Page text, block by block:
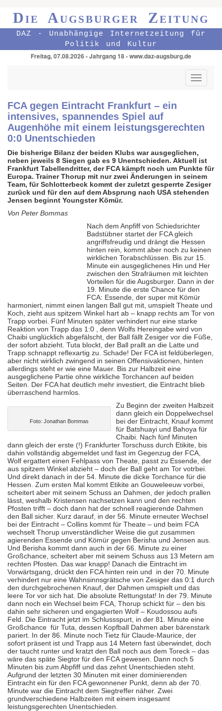
Die Augsburger Zeitung
DAZ - Unabhängige Internetzeitung für
Politik und Kultur
Freitag, 07.08.2026 - Jahrgang 18 - www.daz-augsburg.de
Toggle
FCA gegen Eintracht Frankfurt – ein
intensives, spannendes Spiel auf
Augenhöhe mit einem leistungsgerechten
0:0 Unentschieden
Die bisherige Bilanz der beiden Klubs war ausgeglichen,
neben jeweils 8 Siegen gab es 9 Unentschieden. Aktuell ist
Frankfurt Tabellendritter, der FCA kämpft noch um Punkte für
Europa. Trainer Thorup mit nur zwei Änderungen in seinem
Team, für Schlotterbeck kommt der zuletzt gesperrte Zesiger
zurück und für den auf dem Absprung nach USA stehenden
Jensen beginnt Youngster Kömür.
Von Peter Bommas
Nach dem Anpfiff von Schiedsrichter
Badstübner startet der FCA gleich
angriffsfreudig und drängt die Hessen
hinten rein, kommt aber noch zu keinen
wirklichen Torabschlüssen. Bis zur 15.
Minute ein ausgeglichenes Hin und Her
zwischen den Strafräumen mit leichten
Vorteilen für die Augsburger. Dann in der
19. Minute die erste Chance für den
FCA: Essende, der super mit Kömür
harmoniert, nimmt einen langen Ball gut mit, umspielt Theate und
Koch, zieht aus spitzem Winkel hart ab – knapp rechts am Tor von
Trapp vorbei. Fünf Minuten später verhindert nur eine starke
Reaktion von Trapp das 1:0 , denn Wolfs Hereingabe wird von
Chaibi unglücklich abgefälscht, der Ball fällt Zesiger vor die Füße,
der sofort abzieht. Tuta blockt, der Ball prallt an die Latte und
Trapp schnappt reflexartig zu. Schade! Der FCA ist feldüberlegen,
aber nicht wirklich zwingend in seinen Offensivaktionen, hinten
allerdings steht er wie eine Mauer. Bis zur Halbzeit eine
ausgeglichene Partie ohne wirkliche Torchancen auf beiden
Seiten. Der FCA hat deutlich mehr investiert, die Eintracht blieb
überraschend harmlos.
Foto: Jonathan Bommas
Zu Beginn der zweiten Halbzeit
dann gleich ein Doppelwechsel
bei der Eintracht, Knauf kommt
für Batshuayi und Bahoya für
Chaibi. Nach fünf Minuten
dann gleich der erste (!) Frankfurter Torschuss durch Etikite, bis
dahin vollständig abgemeldet und fast im Gegenzug der FCA,
Wolf ergattert einen Fehlpass von Theate, passt zu Essende, der
aus spitzem Winkel abzieht – doch der Ball geht am Tor votrbei.
Und direkt danach in der 54. Minute die dicke Torchance für die
Hessen. Zum ersten Mal kommt Etikite an Gouweleeuw vorbei,
scheitert aber mit seinem Schuss an Dahmen, der jedoch prallen
lässt, weshalb Kristensen nachsetzen kann und den rechten
Pfosten trifft – doch dann hat der schnell reagierende Dahmen
den Ball sicher. Kurz darauf, in der 56. Minute erneuter Wechsel
bei der Eintracht – Collins kommt für Theate – und beim FCA
wechselt Thorup unverständlicher Weise die gut zusammen
agierenden Essende und Kömür gegen Berisha und Jensen aus.
Und Berisha kommt dann auch in der 66. Minute zu einer
Großchance, scheitert aber mit seinem Schuss aus 13 Metern am
rechten Pfosten. Das war knapp! Danach die Eintracht im
Vorwärtsgang, drückt den FCA hinten rein und in der 70. Minute
verhindert nur eine Wahnsinnsgrätsche von Zesiger das 0:1 durch
den durchgebrochenen Knauf, der Dahmen umspielt und das
leere Tor vor sich hat. Die absolute Rettungstat! In der 79. Minute
dann noch ein Wechsel beim FCA, Thorup schickt für – den bis
dahin sehr sicheren und engagierten Wolf – Koudossou aufs
Feld. Die Eintracht jetzt im Schlussspurt, in der 81. Minute eine
Großchance für Tuta, dessen Kopfball Dahmen aber bärenstark
pariert. In der 86. Minute noch Tietz für Claude-Maurice, der
sofort präsent ist und Trapp aus 14 Metern fast überwindet, doch
der taucht runter und kratzt den Ball noch aus dem Toreck – das
wäre das späte Siegtor für den FCA gewesen. Dann noch 5
Minuten bis zum Abpfiff und das zehnt Unentschieden steht.
Aufgrund der letzten 30 Minuten mit einer dominierenden
Eintracht ein für den FCA gewonnener Punkt, denn ab der 70.
Minute war die Eintracht dem Siegtreffer näher. Zwei
grundverschiedene Halbzeiten mit einem insgesamt
leistungsgerechten Unentschieden.